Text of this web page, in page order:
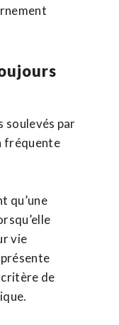
soulevés par
fréquente
qu’une
vie
critère de